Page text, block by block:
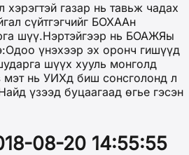
газар нь тавьж чадах
сүйтгэгчийг БОХААн
шүү.Нэртэйгээр нь БОАЖЯы
үнэхээр эх оронч гишүүд
шүүх хууль монголд
нь УИХд биш сонсголонд л
үзээд буцаагаад өгье гэсэн
08-20 14:55:55